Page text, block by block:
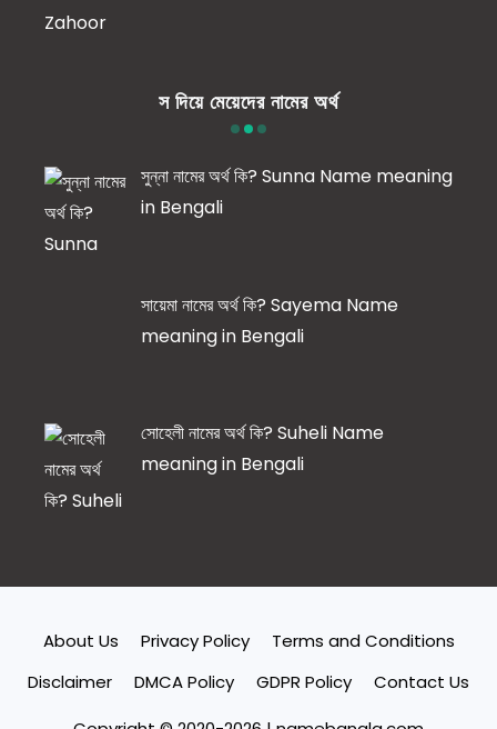
স দিয়ে মেয়েদের নামের অর্থ
সুন্না নামের অর্থ কি? Sunna Name meaning
in Bengali
সায়েমা নামের অর্থ কি? Sayema Name
meaning in Bengali
সোহেলী নামের অর্থ কি? Suheli Name
meaning in Bengali
About Us Privacy Policy
Terms and Conditions
Disclaimer
DMCA Policy GDPR Policy
Contact Us